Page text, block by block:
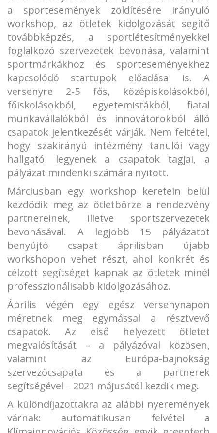
a sportesemények zöldítésére irányuló
workshop, az ötletek kidolgozását segítő
továbbképzés, a sportlétesítményekkel
foglalkozó szervezetek bevonása, valamint
sportmárkákhoz és sporteseményekhez
kapcsolódó startupok előadásai is. A
versenyre 2-5 fős, középiskolásokból,
főiskolásokból, egyetemistákból, fiatal
munkavállalókból és innovátorokból álló
csapatok jelentkezését várják. Nem feltétel,
hogy szakirányú intézmény tanulói vagy
hallgatói legyenek a csapatok tagjai, a
pályázat mindenki számára nyitott.
Márciusban egy workshop keretein belül
kezdődik meg az ötletbörze a rendezvény
partnereinek, illetve sportszervezetek
bevonásával. A legjobb 15 pályázatot
benyújtó csapat áprilisban újabb
workshopon vehet részt, ahol konkrét és
célzott segítséget kapnak az ötletek minél
professzionálisabb kidolgozásához.
Április végén egy egész versenynapon
méretnek meg egymással a résztvevő
csapatok. Az első helyezett ötletet
megvalósítását – a pályázóval közösen,
valamint az Európa-bajnokság
szervezőcsapata és a partnerek
segítségével – 2021 májusától kezdik meg.
A különdíjazottakra az alábbi nyeremények
várnak: automatikusan felvétel a